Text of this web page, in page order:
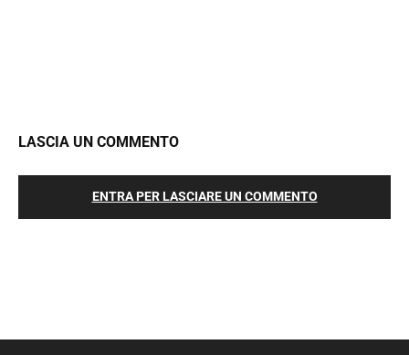
LASCIA UN COMMENTO
ENTRA PER LASCIARE UN COMMENTO